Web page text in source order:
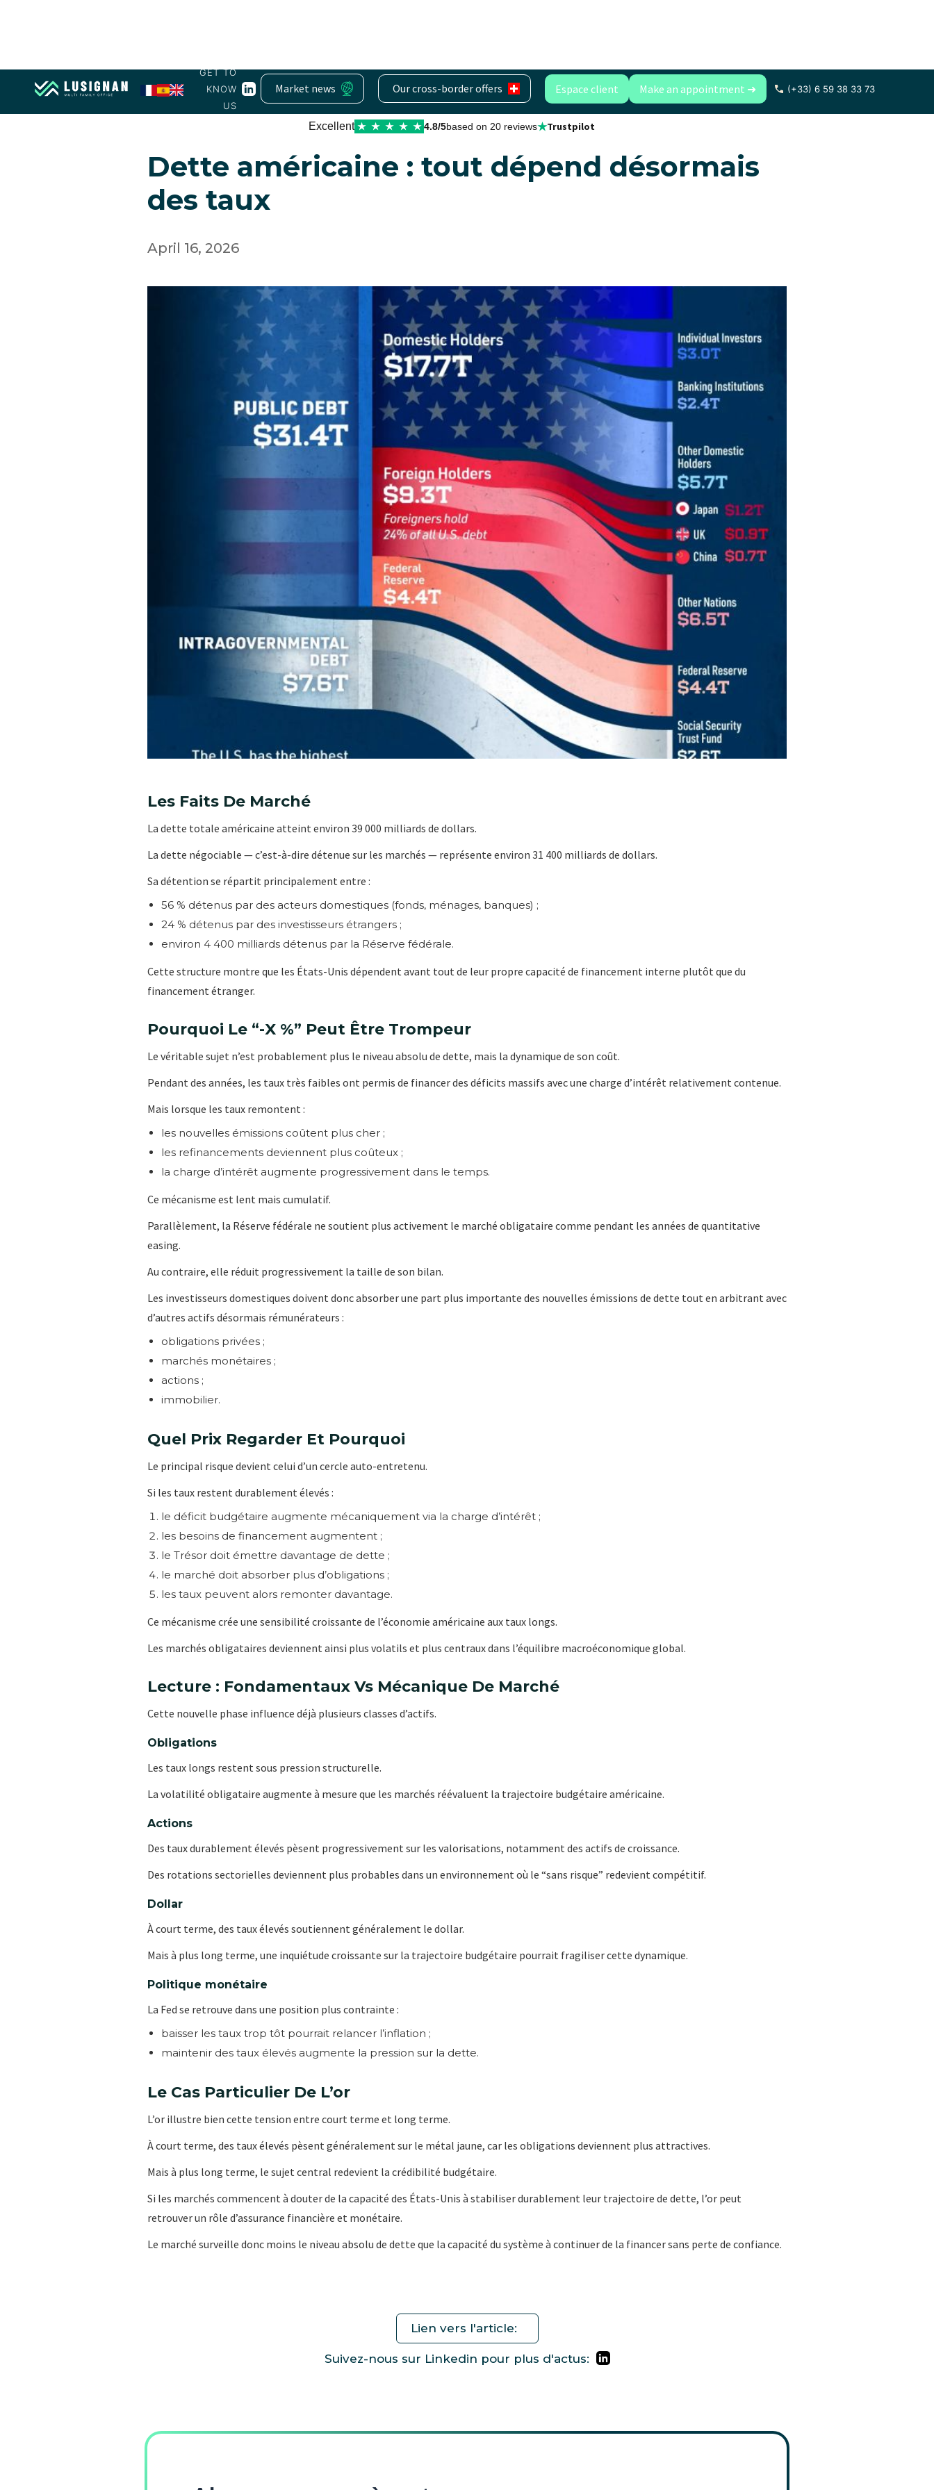
GET TO
KNOW
US
(+33) 6 59 38 33 73
Market news Our cross-border offers Espace client Make an appointment ➜
Excellent ★ ★ ★ ★ ★ 4.8/5based on 20 reviews★Trustpilot
Taux, banques centrales, devises
Dette américaine : tout dépend désormais
des taux
April 16, 2026
Les Faits De Marché
La dette totale américaine atteint environ 39 000 milliards de dollars.
La dette négociable — c’est-à-dire détenue sur les marchés — représente environ 31 400 milliards de dollars.
Sa détention se répartit principalement entre :
56 % détenus par des acteurs domestiques (fonds, ménages, banques) ;
24 % détenus par des investisseurs étrangers ;
environ 4 400 milliards détenus par la Réserve fédérale.
Cette structure montre que les États-Unis dépendent avant tout de leur propre capacité de financement interne plutôt que du
financement étranger.
Pourquoi Le “-X %” Peut Être Trompeur
Le véritable sujet n’est probablement plus le niveau absolu de dette, mais la dynamique de son coût.
Pendant des années, les taux très faibles ont permis de financer des déficits massifs avec une charge d’intérêt relativement contenue.
Mais lorsque les taux remontent :
les nouvelles émissions coûtent plus cher ;
les refinancements deviennent plus coûteux ;
la charge d’intérêt augmente progressivement dans le temps.
Ce mécanisme est lent mais cumulatif.
Parallèlement, la Réserve fédérale ne soutient plus activement le marché obligataire comme pendant les années de quantitative
easing.
Au contraire, elle réduit progressivement la taille de son bilan.
Les investisseurs domestiques doivent donc absorber une part plus importante des nouvelles émissions de dette tout en arbitrant avec
d’autres actifs désormais rémunérateurs :
obligations privées ;
marchés monétaires ;
actions ;
immobilier.
Quel Prix Regarder Et Pourquoi
Le principal risque devient celui d’un cercle auto-entretenu.
Si les taux restent durablement élevés :
le déficit budgétaire augmente mécaniquement via la charge d’intérêt ;
les besoins de financement augmentent ;
le Trésor doit émettre davantage de dette ;
le marché doit absorber plus d’obligations ;
les taux peuvent alors remonter davantage.
Ce mécanisme crée une sensibilité croissante de l’économie américaine aux taux longs.
Les marchés obligataires deviennent ainsi plus volatils et plus centraux dans l’équilibre macroéconomique global.
Lecture : Fondamentaux Vs Mécanique De Marché
Cette nouvelle phase influence déjà plusieurs classes d’actifs.
Obligations
Les taux longs restent sous pression structurelle.
La volatilité obligataire augmente à mesure que les marchés réévaluent la trajectoire budgétaire américaine.
Actions
Des taux durablement élevés pèsent progressivement sur les valorisations, notamment des actifs de croissance.
Des rotations sectorielles deviennent plus probables dans un environnement où le “sans risque” redevient compétitif.
Dollar
À court terme, des taux élevés soutiennent généralement le dollar.
Mais à plus long terme, une inquiétude croissante sur la trajectoire budgétaire pourrait fragiliser cette dynamique.
Politique monétaire
La Fed se retrouve dans une position plus contrainte :
baisser les taux trop tôt pourrait relancer l’inflation ;
maintenir des taux élevés augmente la pression sur la dette.
Le Cas Particulier De L’or
L’or illustre bien cette tension entre court terme et long terme.
À court terme, des taux élevés pèsent généralement sur le métal jaune, car les obligations deviennent plus attractives.
Mais à plus long terme, le sujet central redevient la crédibilité budgétaire.
Si les marchés commencent à douter de la capacité des États-Unis à stabiliser durablement leur trajectoire de dette, l’or peut
retrouver un rôle d’assurance financière et monétaire.
Le marché surveille donc moins le niveau absolu de dette que la capacité du système à continuer de la financer sans perte de confiance.
Lien vers l'article:
Suivez-nous sur Linkedin pour plus d'actus: